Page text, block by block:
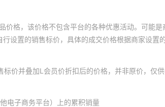
价格，该价格不包含平台的各种优惠活动。可能
设置的销售标价，具体的成交价格根据商家设置
价并叠加L会员价折扣后的价格，并非原价，仅供
电子商务平台）上的累积销量